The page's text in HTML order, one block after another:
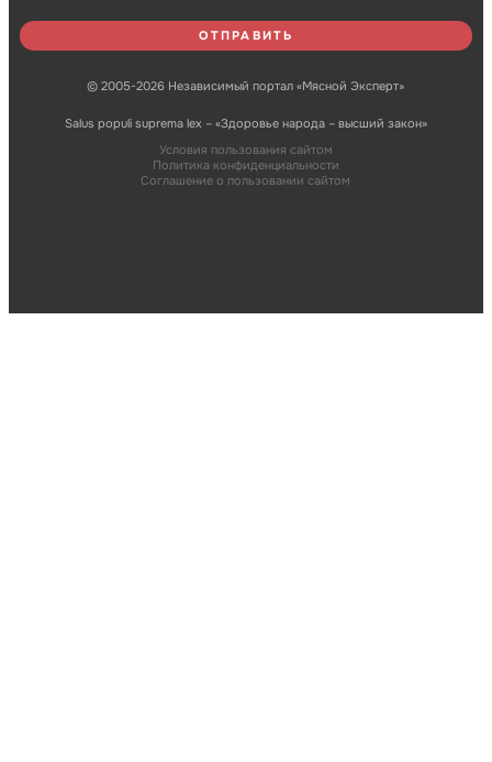
© 2005-2026 Независимый портал «Мясной Эксперт»
Salus populi suprema lex – «Здоровье народа – высший закон»
Условия пользования сайтом
Политика конфиденциальности
Соглашение о пользовании сайтом